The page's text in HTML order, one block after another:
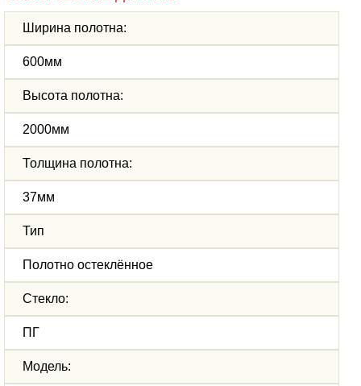
Ширина полотна:
600мм
Высота полотна:
2000мм
Толщина полотна:
37мм
Тип
Полотно остеклённое
Стекло:
ПГ
Модель: